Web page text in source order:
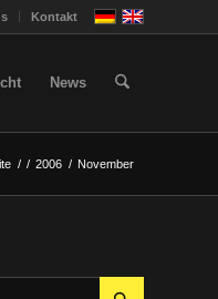
Kontakt
News
/ / 2006 / November